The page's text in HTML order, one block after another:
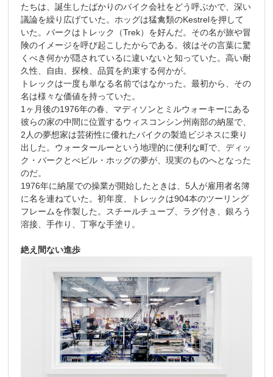
たちは、誕生したばかりのバイク会社をどう呼ぶかで、深い
議論を繰り広げていた。ホッグは猛禽類のKestrelを押して
いた。バークはトレック（Trek）を好んだ。その名が旅や冒
険のイメージを呼び起こしたからである。彼はその言葉に驚
くべき何かが隠されているに違いないと知っていた。高い耐
久性、自由、探検、品質を約束する何かが。
トレックは一度も単なる名前ではなかった。最初から、その
名は様々な価値を持っていた。
1ヶ月後の1976年の春、マディソンとミルウォーキーにある
彼らの家の中間に位置するウィスコンシン州南部の納屋で、
2人の夢想家は芸術性に優れたバイクの製造ビジネスに乗り
出した。ウォータールーという地理的に便利な町で、ディッ
ク・バークとべビル・ホッグの夢が、現実のものへとなった
のだ。
1976年に納屋での操業が開始したときは、5人が雇用者名簿
に名を連ねていた。初年度、トレックは904本のツーリング
フレームを作製した。スチールチューブ、ラグ付き、銀ろう
溶接、手作り、丁寧な手塗り。
絶え間ない進歩